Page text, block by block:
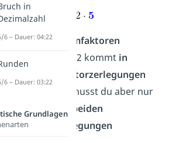
3. doppelte Primfaktoren
auswählen
: Die 2 kommt in
beiden Primfaktorzerlegungen
vor. Trotzdem musst du aber nur
eine 2 aus den
beiden
Primfaktorzerlegungen
in
6 – Dauer: 04:22
6 – Dauer: 03:22
Grundlagen